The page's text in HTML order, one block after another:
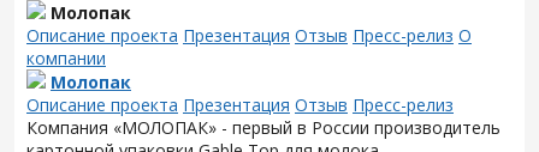
Молопак
Описание проекта Презентация Отзыв Пресс-релиз О
компании
Молопак
Описание проекта Презентация Отзыв Пресс-релиз
Компания «МОЛОПАК» - первый в России производитель